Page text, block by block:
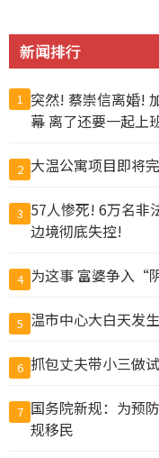
新闻排行
1 突然! 蔡崇信离婚!
幕 离了还要一起上
2 大温公寓项目即将
3 57人惨死! 6万名非
边境彻底失控!
4 为这事 富婆争入“
5 温市中心大白天发
6 抓包丈夫带小三做
7 国务院新规：为预
规移民